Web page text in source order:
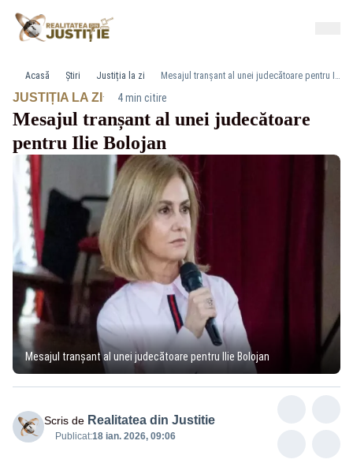
Acasă Știri Justiția la zi Mesajul tranșant al unei judecătoare pentru Ilie Bolojan
JUSTIȚIA LA ZI · 4 min citire
Mesajul tranșant al unei judecătoare
pentru Ilie Bolojan
Mesajul tranșant al unei judecătoare pentru Ilie Bolojan
Scris de Realitatea din Justitie
Publicat:18 ian. 2026, 09:06